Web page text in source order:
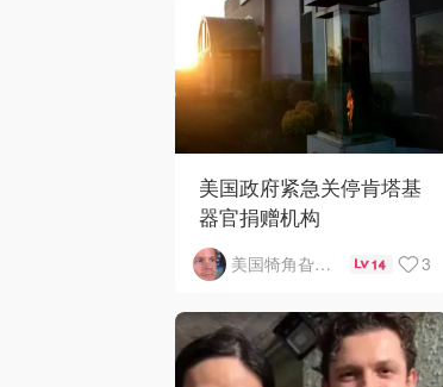
美国政府紧急关停肯塔基
器官捐赠机构
美国犄角旮旯新鲜事 14 3